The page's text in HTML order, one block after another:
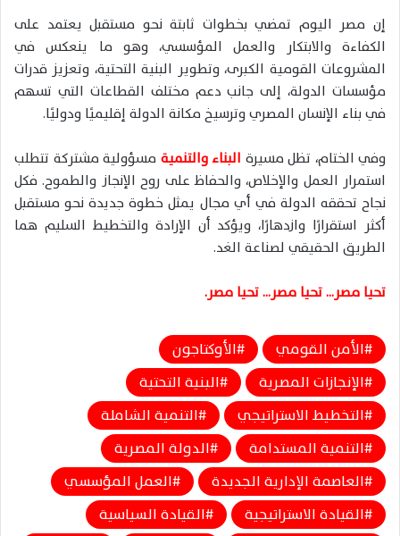
إن مصر اليوم تمضي بخطوات ثابتة نحو مستقبل يعتمد على
الكفاءة والابتكار والعمل المؤسسي، وهو ما ينعكس في
المشروعات القومية الكبرى، وتطوير البنية التحتية، وتعزيز قدرات
مؤسسات الدولة، إلى جانب دعم مختلف القطاعات التي تسهم
في بناء الإنسان المصري وترسيخ مكانة الدولة إقليميًا ودوليًا.
وفي الختام، تظل مسيرة البناء والتنمية مسؤولية مشتركة تتطلب
استمرار العمل والإخلاص، والحفاظ على روح الإنجاز والطموح. فكل
نجاح تحققه الدولة في أي مجال يمثل خطوة جديدة نحو مستقبل
أكثر استقرارًا وازدهارًا، ويؤكد أن الإرادة والتخطيط السليم هما
الطريق الحقيقي لصناعة الغد.
تحيا مصر… تحيا مصر… تحيا مصر.
الأمن القومي
الأوكتاجون
الإنجازات المصرية
البنية التحتية
التخطيط الاستراتيجي
التنمية الشاملة
التنمية المستدامة
الدولة المصرية
العاصمة الإدارية الجديدة
العمل المؤسسي
القيادة الاستراتيجية
القيادة السياسية